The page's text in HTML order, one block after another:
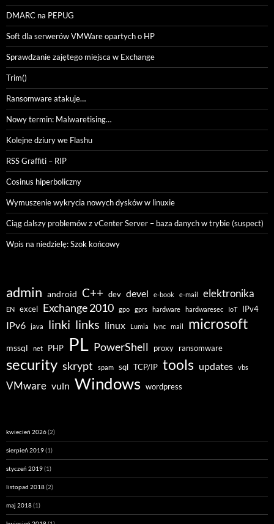
DMARC na PEPUG
Soft dla serwerów VMWare opartych o HP
Sprawdzanie zajętego miejsca w Exchange
Trim()
Ransomware atakuje…
Nowy termin: Malwaretising…
Kolejne dziury we Flashu
RSS Graffiti – RIP
Cosinus hiperboliczny
Wymuszenie wykrycia nowych dysków w linuxie
Ciąg dalszy problemów z vCenter Server – baza danych w trybie (suspect)
Wpis na niedzielę: Szok końcowy
admin android C++ dev devel e-book e-mail elektronika
EN excel Exchange 2010 gpo gprs hardware hardwaresec IoT IPv4
IPv6 java linki links linux Lumia lync mail microsoft
mssql net PHP PL PowerShell proxy ransomware
security skrypt spam sql TCP/IP tools updates vbs
VMware vuln Windows wordpress
kwiecień 2026(2)
sierpień 2019(1)
styczeń 2019(1)
listopad 2018(2)
maj 2018(1)